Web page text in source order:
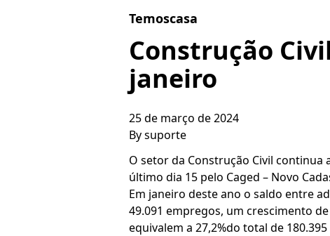
Temoscasa
Construção
janeiro
25 de março de 2024
Bysuporte
O setor da Construção Civil
último dia 15 pelo Caged – Novo
Em janeiro deste ano o saldo entre
49.091 empregos, um crescimento
equivalem a 27,2%do total de